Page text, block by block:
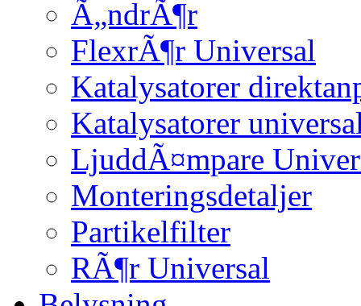
Ã„ndrÃ¶r
FlexrÃ¶r Universal
Katalysatorer
Katalysatorer
LjuddÃ¤mpare
Monteringsdetaljer
Partikelfilter
RÃ¶r Universal